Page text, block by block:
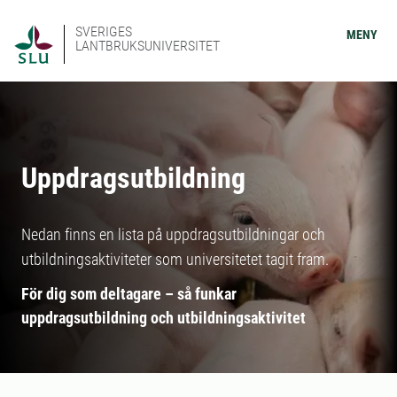
SVERIGES
LANTBRUKSUNIVERSITET
MENY
Uppdragsutbildning
Nedan finns en lista på uppdragsutbildningar och
utbildningsaktiviteter som universitetet tagit fram.
För dig som deltagare – så funkar
uppdragsutbildning och utbildningsaktivitet